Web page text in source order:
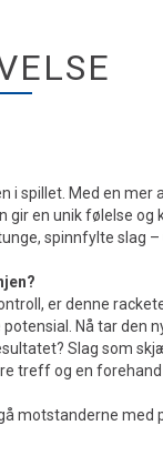
i spillet. Med en
en unik følelse
spinnfylte slag
er denne
Nå tar den
Slag som
treff og en
motstanderne med